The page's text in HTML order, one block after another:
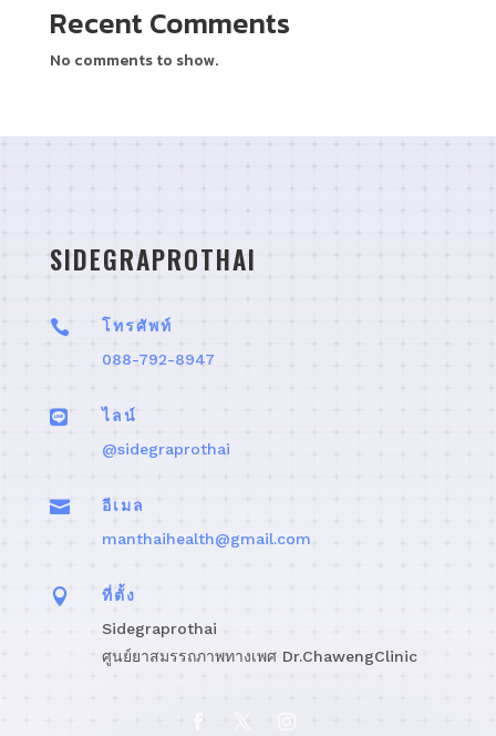
Recent Comments
No comments to show.
SIDEGRAPROTHAI

โทรศัพท์
088-792-8947

ไลน์
@sidegraprothai

อีเมล
manthaihealth@gmail.com

ที่ตั้ง
Sidegraprothai
ศูนย์ยาสมรรถภาพทางเพศ Dr.ChawengClinic